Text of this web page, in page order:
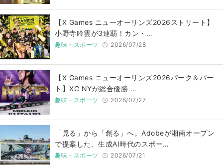
【X Games ニューオーリンズ2026ストリート】
小野寺吟雲が3連覇！カン・…
趣味・スポーツ 2026/07/28
【X Games ニューオーリンズ2026パーク＆バー
ト】XC NYが総合優勝 …
趣味・スポーツ 2026/07/27
「見る」から「創る」へ。Adobeが湘南オープン
で提案した、生成AI時代のスポー…
趣味・スポーツ 2026/07/21